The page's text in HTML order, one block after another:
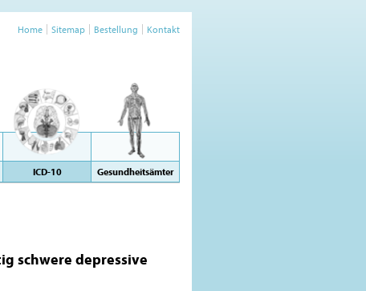
Home Sitemap Bestellung Kontakt
ICD-10 Gesundheitsämter
schwere depressive